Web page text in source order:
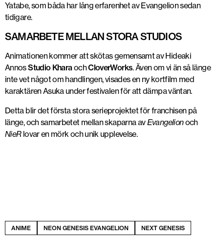
Yatabe, som båda har lång erfarenhet av Evangelion sedan
tidigare.
SAMARBETE MELLAN STORA STUDIOS
Animationen kommer att skötas gemensamt av Hideaki
AnnosStudio KharaochCloverWorks. Även om vi än så länge
inte vet något om handlingen, visades en ny kortfilm med
karaktären Asuka under festivalen för att dämpa väntan.
Detta blir det första stora serieprojektet för franchisen på
länge, och samarbetet mellan skaparna avEvangelionoch
NieRlovar en mörk och unik upplevelse.
ANIME NEON GENESIS EVANGELION NEXT GENESIS